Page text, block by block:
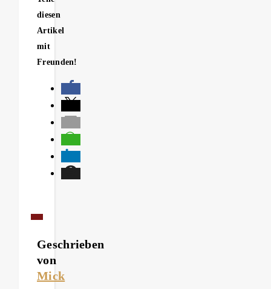
diesen
Artikel
mit
Freunden!
Geschrieben
von
Mick